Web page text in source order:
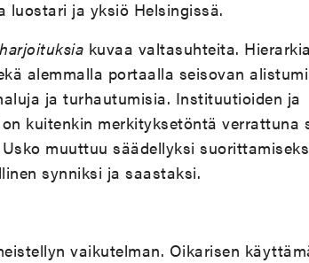
luostari ja yksiö Helsingissä.
kuvaa valtasuhteita.
alemmalla portaalla seisovan
ja turhautumisia. Instituutioiden ja
kuitenkin merkityksetöntä verrattuna
muuttuu säädellyksi
synniksi ja saastaksi.
vaikutelman. Oikarisen